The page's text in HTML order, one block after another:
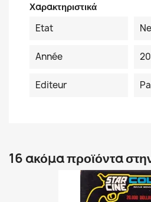
Χαρακτηριστικά
Etat
Année
Editeur
16 ακόμα προϊόντα